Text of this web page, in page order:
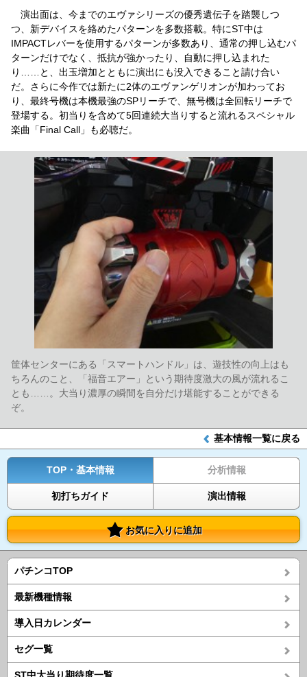
演出面は、今までのエヴァシリーズの優秀遺伝子を踏襲しつ
つ、新デバイスを絡めたパターンを多数搭載。特にST中は
IMPACTレバーを使用するパターンが多数あり、通常の押し込むパ
ターンだけでなく、抵抗が強かったり、自動に押し込まれた
り……と、出玉増加とともに演出にも没入できること請け合い
だ。さらに今作では新たに2体のエヴァンゲリオンが加わってお
り、最終号機は本機最強のSPリーチで、無号機は全回転リーチで
登場する。初当りを含めて5回連続大当りすると流れるスペシャル
楽曲「Final Call」も必聴だ。
筐体センターにある「スマートハンドル」は、遊技性の向上はも
ちろんのこと、「福音エアー」という期待度激大の風が流れるこ
とも……。大当り濃厚の瞬間を自分だけ堪能することができる
ぞ。
基本情報一覧に戻る
TOP・基本情報 分析情報
初打ちガイド 演出情報
お気に入りに追加
パチンコTOP
最新機種情報
導入日カレンダー
セグ一覧